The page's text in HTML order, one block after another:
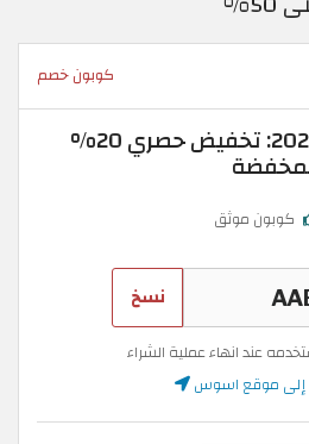
كوبون خصم
كود خصم اسوس 2026: تخفيض حصري 20%
كوبون موثق
نسخ
عند انهاء عملية الشراء
إلى موقع اسوس